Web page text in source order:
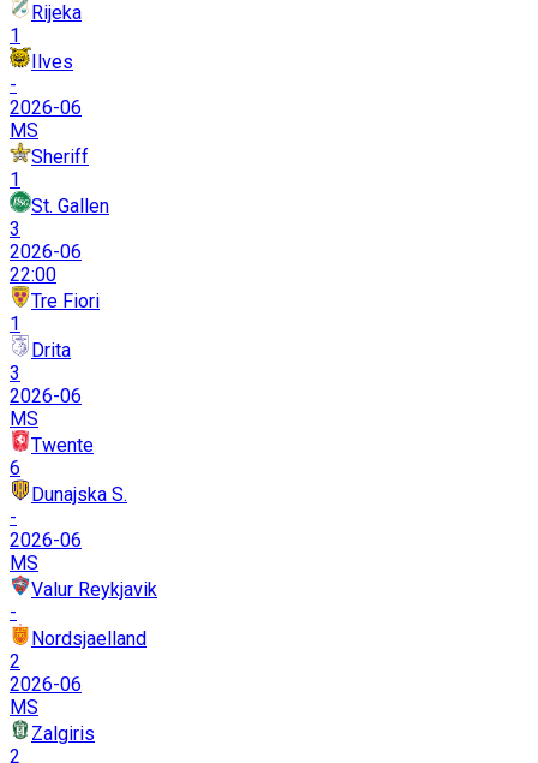
Rijeka
1
Ilves
-
2026-06
MS
Sheriff
1
St. Gallen
3
2026-06
22:00
Tre Fiori
1
Drita
3
2026-06
MS
Twente
6
Dunajska S.
-
2026-06
MS
Valur Reykjavik
-
Nordsjaelland
2
2026-06
MS
Zalgiris
2